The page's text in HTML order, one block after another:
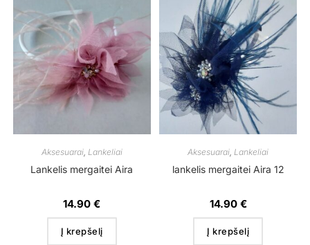
Aksesuarai, Lankeliai
Lankelis mergaitei Aira
14.90€
Į krepšelį
Aksesuarai Lankeliai
lankelis mergaitei Aira 12
14.90 €
Į krepšelį